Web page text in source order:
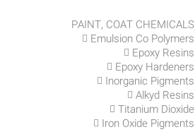
PAINT, COAT CHEMICALS
 Emulsion Co Polymers
 Epoxy Resins
 Epoxy Hardeners
 Inorganic Pigments
 Alkyd Resins
 Titanium Dioxide
 Iron Oxide Pigments